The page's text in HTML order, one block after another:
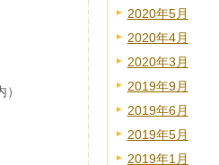
2020年5月
2020年4月
2020年3月
2019年9月
2019年6月
2019年5月
2019年1月